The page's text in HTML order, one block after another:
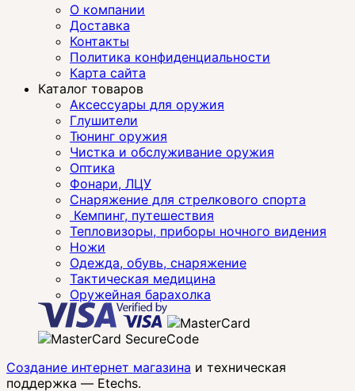
О компании
Доставка
Контакты
Политика конфиденциальности
Карта сайта
Каталог товаров
Аксессуары для оружия
Глушители
Тюнинг оружия
Чистка и обслуживание оружия
Оптика
Фонари, ЛЦУ
Снаряжение для стрелкового спорта
Кемпинг, путешествия
Тепловизоры, приборы ночного видения
Ножи
Одежда, обувь, снаряжение
Тактическая медицина
Оружейная барахолка
Создание интернет магазина и техническая
поддержка — Etechs.